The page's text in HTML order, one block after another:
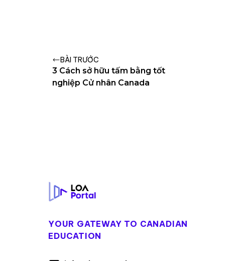
BÀI TRƯỚC
3 Cách sở hữu tấm bằng tốt
nghiệp Cử nhân Canada
YOUR GATEWAY TO CANADIAN
EDUCATION